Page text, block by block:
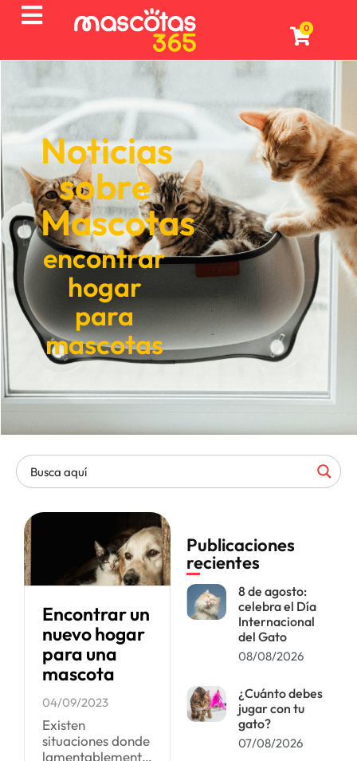
0
Noticias
sobre
Mascotas
encontrar
hogar
para
mascotas
Encontrar un
nuevo hogar
para una
mascota
04/09/2023
Existen
situaciones donde
lamentablemente,
Publicaciones
recientes
8 de agosto:
celebra el Día
Internacional
del Gato
08/08/2026
¿Cuánto debes
jugar con tu
gato?
07/08/2026